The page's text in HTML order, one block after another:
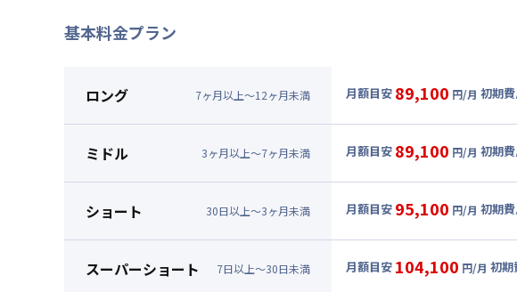
基本料金プラン
ロング 7ヶ月以上～12ヶ月未満 月額目安 89,100 円/月 初期
51,000円/月 (1,700円
光熱費他 : 21,000円/月
清掃料他 : 30,000円/回 (税
その他費用 :
ミドル 3ヶ月以上～7ヶ月未満 月額目安 89,100 円/月 初期
51,000円/月 (1,700円
光熱費他 : 21,000円/月
清掃料他 : 20,000円/回 (税
ショート 30日以上～3ヶ月未満 月額目安 95,100 円/月 初期
57,000円/月 (1,900円/
スーパーショート 7日以上～30日未満 月額目安 104,100 円/月 初期